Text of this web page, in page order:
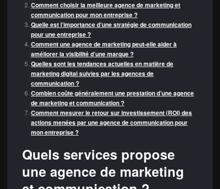
Comment choisir la meilleure agence de marketing et
communication pour mon entreprise ?
Quelle est l’importance d’une stratégie de communication
pour une entreprise ?
Comment une agence de marketing peut-elle aider à
améliorer la visibilité d’une marque ?
Quelles sont les tendances actuelles en matière de
marketing digital suivies par les agences de
communication ?
Combien coûte généralement une prestation d’une agence
de marketing et communication ?
Comment mesurer le retour sur investissement (ROI) des
actions menées par une agence de communication pour
mon entreprise ?
Quels services propose
une agence de marketing